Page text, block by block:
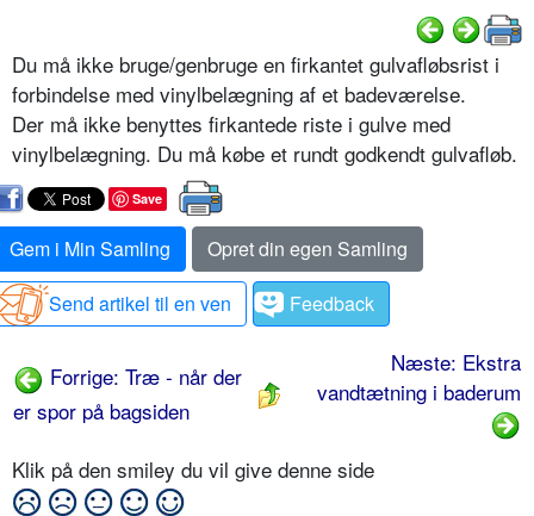
Du må ikke bruge/genbruge en firkantet gulvafløbsrist i
forbindelse med vinylbelægning af et badeværelse.
Der må ikke benyttes firkantede riste i gulve med
vinylbelægning. Du må købe et rundt godkendt gulvafløb.
Save
Gem i Min Samling
Opret din egen Samling
Send artikel til en ven
Feedback
Forrige: Træ - når der
er spor på bagsiden
Næste: Ekstra
vandtætning i baderum
Klik på den smiley du vil give denne side